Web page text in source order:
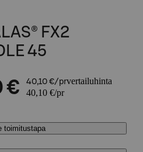
FX2
45
€ 40,10 €/prvertailuhinta
40,10 €/pr
toimitustapa